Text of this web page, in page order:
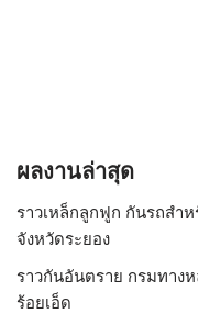
ผลงานล่าสุด
ราวเหล็กลูกฟูก กันรถสํา
จังหวัดระยอง
ราวกันอันตราย กรมทาง
ร้อยเอ็ด